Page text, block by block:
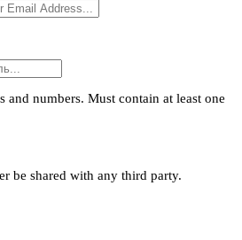
and numbers. Must contain at least one
be shared with any third party.